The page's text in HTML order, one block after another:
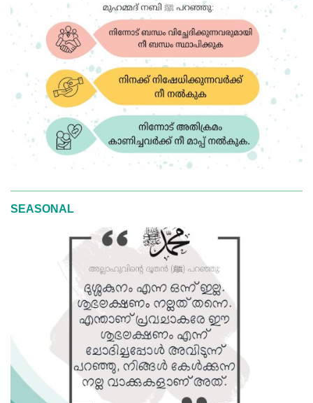
SEASONAL